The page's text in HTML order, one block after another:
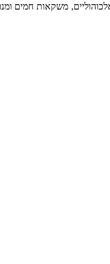
משקאות חמים